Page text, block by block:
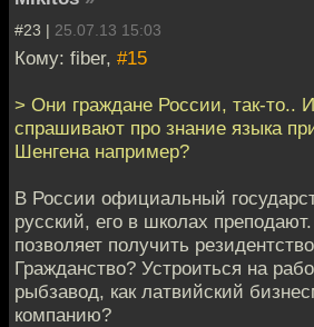
#23 | 25.07.13 15:03
Кому: fiber, #15
> Они граждане России, так-то..
спрашивают про знание языка
Шенгена например?
В России официальный
русский, его в школах
позволяет получить
Гражданство? Устроиться на
рыбзавод, как латвийский
компанию?